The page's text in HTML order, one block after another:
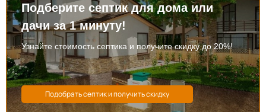
Подберите септик для дома или
дачи за 1 минуту!
Узнайте стоимость септика и получите скидку до 20%!